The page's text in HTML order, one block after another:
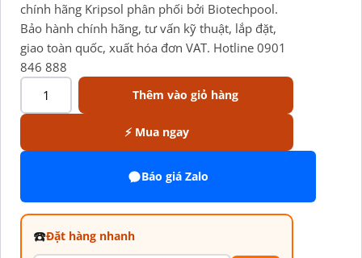
chính hãng Kripsol phân phối bởi Biotechpool.
Bảo hành chính hãng, tư vấn kỹ thuật, lắp đặt,
giao toàn quốc, xuất hóa đơn VAT. Hotline 0901
846 888
Thêm vào giỏ hàng
⚡ Mua ngay
Báo giá Zalo
☎️Đặt hàng nhanh